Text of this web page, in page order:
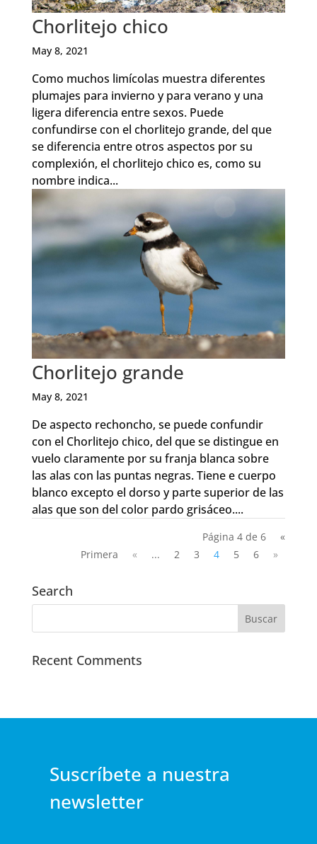
Chorlitejo chico
May 8, 2021
Como muchos limícolas muestra diferentes
plumajes para invierno y para verano y una
ligera diferencia entre sexos. Puede
confundirse con el chorlitejo grande, del que
se diferencia entre otros aspectos por su
complexión, el chorlitejo chico es, como su
nombre indica...
Chorlitejo grande
May 8, 2021
De aspecto rechoncho, se puede confundir
con el Chorlitejo chico, del que se distingue en
vuelo claramente por su franja blanca sobre
las alas con las puntas negras. Tiene e cuerpo
blanco excepto el dorso y parte superior de las
alas que son del color pardo grisáceo....
Página 4 de 6
«
Primera
« ... 2 3 4 5 6 »
Search
Recent Comments
Suscríbete a nuestra
newsletter